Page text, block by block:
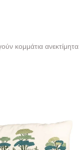
κομμάτια ανεκτίμητα.